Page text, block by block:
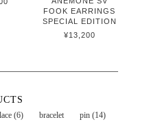
FOOK EARRINGS
SPECIAL EDITION
¥13,200
(6) bracelet
pin (14)